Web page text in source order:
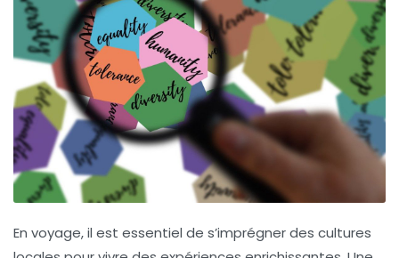
En voyage, il est essentiel de s’imprégner des cultures